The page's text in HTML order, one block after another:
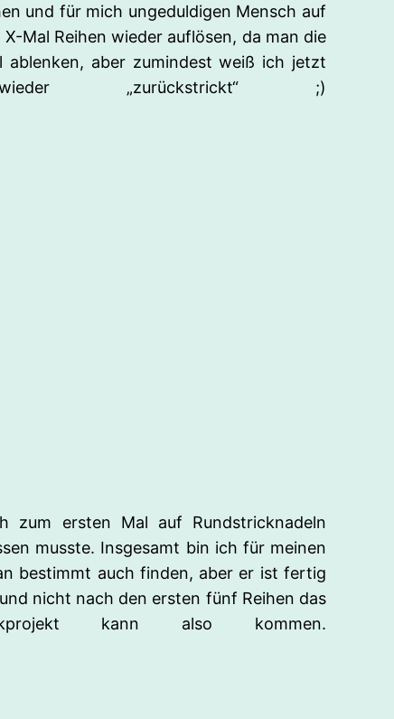
und für mich ungeduldigen Mensch auf
Mal Reihen wieder auflösen, da man die
aber zumindest weiß ich jetzt
„zurückstrickt“ ;)
zum ersten Mal auf Rundstricknadeln
musste. Insgesamt bin ich für meinen
bestimmt auch finden, aber er ist fertig
nicht nach den ersten fünf Reihen das
kann also kommen.